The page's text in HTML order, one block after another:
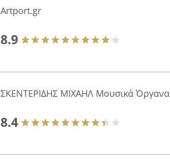
Artport.gr
8.9
ΣΚΕΝΤΕΡΙΔΗΣ ΜΙΧΑΗΛ Μουσικά Όργανα
8.4